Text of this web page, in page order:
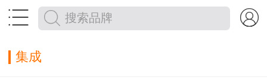
 
集成